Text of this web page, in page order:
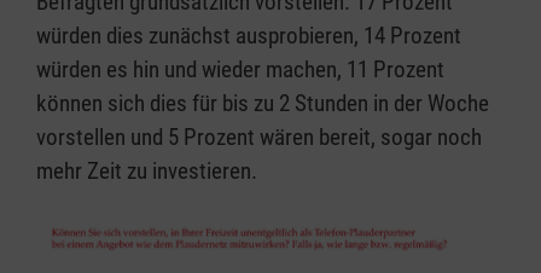
würden dies zunächst ausprobieren, 14 Prozent
würden es hin und wieder machen, 11 Prozent
können sich dies für bis zu 2 Stunden in der Woche
vorstellen und 5 Prozent wären bereit, sogar noch
mehr Zeit zu investieren.